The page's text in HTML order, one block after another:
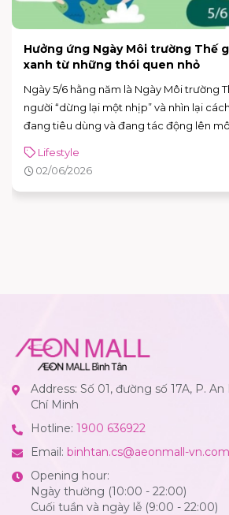
Hưởng ứng Ngày Môi trường Thế
xanh từ những thói quen nhỏ
Ngày 5/6 hằng năm là Ngày Môi trường
người “dừng lại một nhịp” và nhìn lại
đang tiêu dùng và đang tác động lên
đến hành động vì khí hậu, với sự kiện
tại Azerbaijan.
Lifestyle
02/06/2026
Address: Số 01, đường số 17A, P.
Chí Minh
Hotline: 1900 636922
Email: binhtan.cs@aeonmall-vn.com
Opening hour:
Ngày thường (10:00 - 22:00)
Cuối tuần và ngày lễ (9:00 - 22:00)